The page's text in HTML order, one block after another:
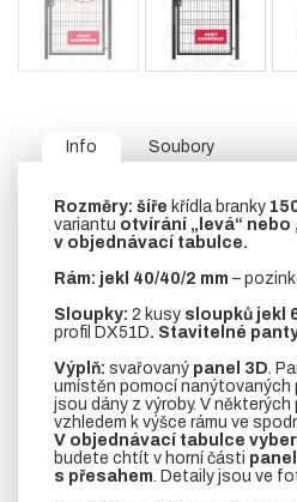
Info Soubory
Rozměry: šíře křídla branky
variantu otvírání „levá“ nebo
v objednávací tabulce.
Rám: jekl 40/40/2 mm –
Sloupky: 2 kusy sloupků jekl
profil DX51D. Stavitelné
Výplň: svařovaný panel 3D.
umístěn pomocí nanýtovaných
jsou dány z výroby. V
vzhledem k výšce rámu ve
V objednávací tabulce
budete chtít v horní části
s přesahem. Detaily jsou ve